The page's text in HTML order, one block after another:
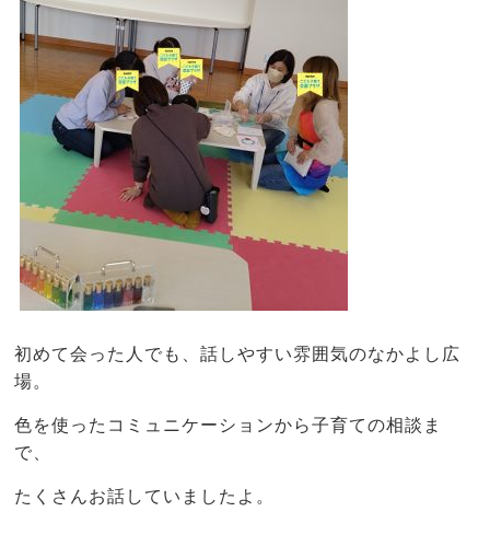
初めて会った人でも、話しやすい雰囲気のなかよし広
場。
色を使ったコミュニケーションから子育ての相談ま
で、
たくさんお話していましたよ。